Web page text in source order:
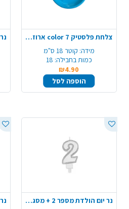
צלחת פלסטיק 7 color ארוז 18 יח' - תכלת
מידה: קוטר 18 ס"מ
כמות בחבילה: 18
₪4.90
הוספה לסל
נר יום הולדת מספר 2 + מסגרת - כסף